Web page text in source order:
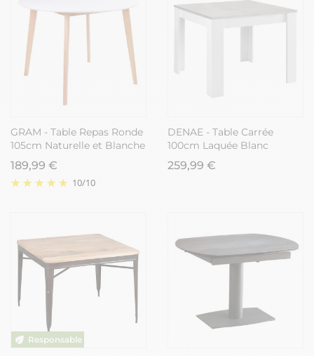
GRAM - Table Repas Ronde
105cm Naturelle et Blanche
189,99 €
10/10
DENAE - Table Carrée
100cm Laquée Blanc
Brillant et Gris Marbré
259,99 €